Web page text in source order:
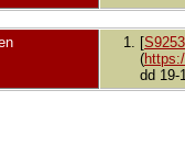
[S9253
(
dd 19-